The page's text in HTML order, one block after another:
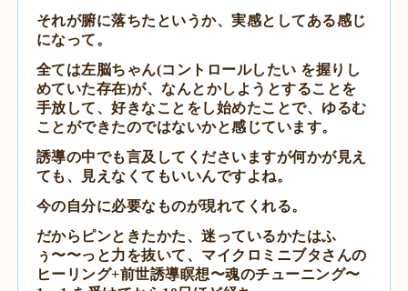
それが腑に落ちたというか、実感としてある感じ
になって。
全ては左脳ちゃん(コントロールしたい を握りし
めていた存在)が、なんとかしようとすることを
手放して、好きなことをし始めたことで、ゆるむ
ことができたのではないかと感じています。
誘導の中でも言及してくださいますが何かが見え
ても、見えなくてもいいんですよね。
今の自分に必要なものが現れてくれる。
だからピンときたかた、迷っているかたはふ
ぅ〜〜っと力を抜いて、マイクロミニブタさんの
ヒーリング+前世誘導瞑想〜魂のチューニング〜